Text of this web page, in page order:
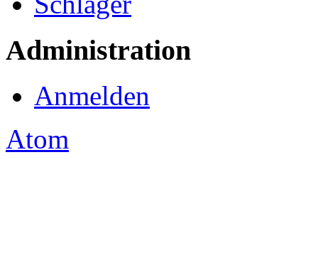
Administration
Anmelden
Atom